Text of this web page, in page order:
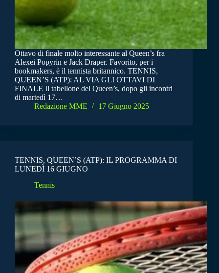
Ottavo di finale molto interessante al Queen’s fra
Alexei Popyrin e Jack Draper. Favorito, per i
bookmakers, è il tennista britannico. TENNIS,
QUEEN’S (ATP): AL VIA GLI OTTAVI DI
FINALE Il tabellone del Queen’s, dopo gli incontri
di martedì 17…
Redazione MME
17 Giugno 2025
TENNIS, QUEEN’S (ATP): IL PROGRAMMA DI
LUNEDÌ 16 GIUGNO
Tennis